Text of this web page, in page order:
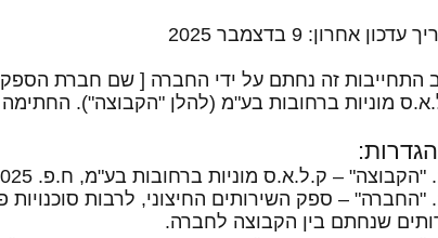
עדכון אחרון: 9 בדצמבר 2025
התחייבות זה נחתם על ידי החברה [ שם חברת
מוניות ברחובות בע"מ (להלן "הקבוצה").
1.2. "החברה" – ספק השירותים החיצוני, לרבות
שנחתם בין הקבוצה לחברה.